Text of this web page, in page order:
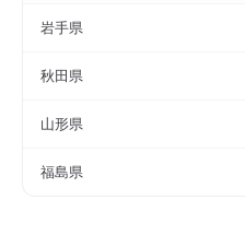
岩手県
秋田県
山形県
福島県